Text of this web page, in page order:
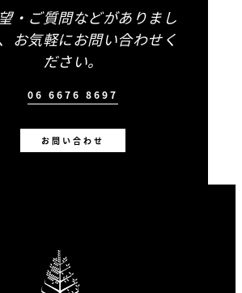
・ご質問などがありまし
お気軽にお問い合わせく
ださい。
06 6676 8697
お問い合わせ